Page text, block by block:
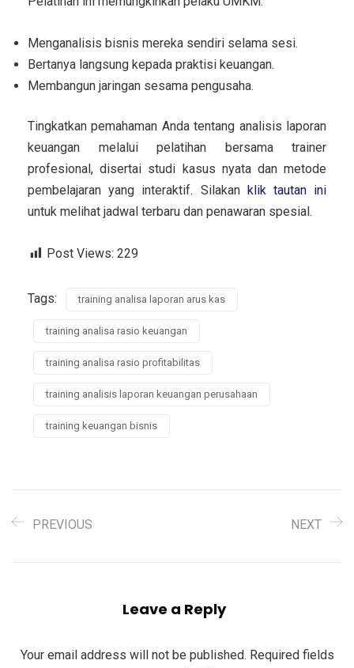
Menganalisis bisnis mereka sendiri selama sesi.
Bertanya langsung kepada praktisi keuangan.
Membangun jaringan sesama pengusaha.
Tingkatkan pemahaman Anda tentang analisis laporan
keuangan melalui pelatihan bersama trainer
profesional, disertai studi kasus nyata dan metode
pembelajaran yang interaktif. Silakan klik tautan ini
untuk melihat jadwal terbaru dan penawaran spesial.
Post Views: 229
Tags: training analisa laporan arus kas
training analisa rasio keuangan
training analisa rasio profitabilitas
training analisis laporan keuangan perusahaan
training keuangan bisnis
PREVIOUS NEXT
Leave a Reply
Your email address will not be published. Required fields